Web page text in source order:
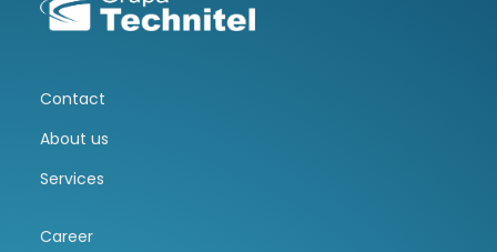
Contact
About us
Services
Career